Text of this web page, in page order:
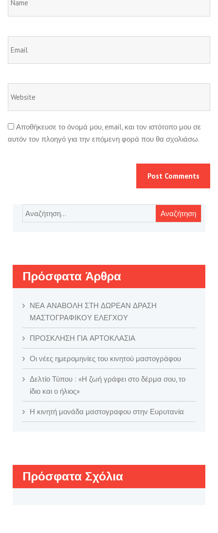
Αποθήκευσε το όνομά μου, email, και τον ιστότοπο μου σε
αυτόν τον πλοηγό για την επόμενη φορά που θα σχολιάσω.
Αναζήτηση
για:
Πρόσφατα Άρθρα
ΝΕΑ ΑΝΑΒΟΛΗ ΣΤΗ ΔΩΡΕΑΝ ΔΡΑΣΗ
ΜΑΣΤΟΓΡΑΦΙΚΟΥ ΕΛΕΓΧΟΥ
ΠΡΟΣΚΛΗΣΗ ΓΙΑ ΑΡΤΟΚΛΑΣΙΑ
Οι νέες ημερομηνίες του κινητού μαστογράφου
Δελτίο Τύπου : «Η ζωή γράφει στο δέρμα σου, το
ίδιο και ο ήλιος»
Η κινητή μονάδα μαστογραφου στην Ευρυτανία
Πρόσφατα Σχόλια